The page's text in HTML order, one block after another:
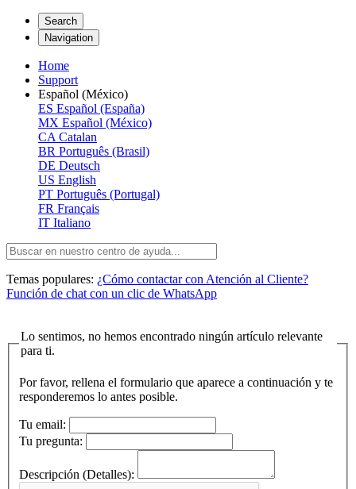
Search
Navigation
Home
Support
Español (México)
ES Español (España)
MX Español (México)
CA Catalan
BR Português (Brasil)
DE Deutsch
US English
PT Português (Portugal)
FR Français
IT Italiano
Temas populares: ¿Cómo contactar con Atención al Cliente?
Función de chat con un clic de WhatsApp
Lo sentimos, no hemos encontrado ningún artículo relevante
para ti.
Por favor, rellena el formulario que aparece a continuación y te
responderemos lo antes posible.
Tu email:
Tu pregunta:
Descripción (Detalles):